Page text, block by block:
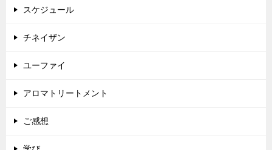
スケジュール
チネイザン
ユーファイ
アロマトリートメント
ご感想